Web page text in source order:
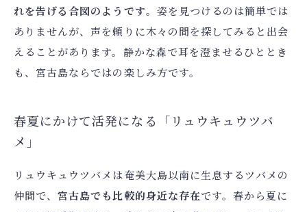
れを告げる合図のようです。姿を見つけるのは簡単では
ありませんが、声を頼りに木々の間を探してみると出会
えることがあります。静かな森で耳を澄ませるひととき
も、宮古島ならではの楽しみ方です。
春夏にかけて活発になる「リュウキュウツバ
メ」
リュウキュウツバメは奄美大島以南に生息するツバメの
仲間で、宮古島でも比較的身近な存在です。春から夏に